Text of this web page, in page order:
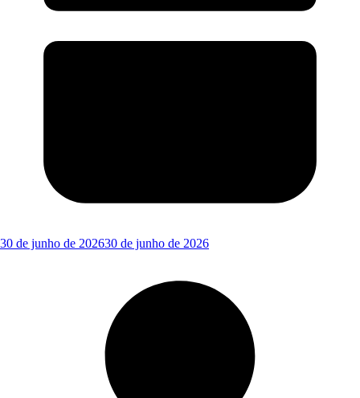
30 de junho de 202630 de junho de 2026